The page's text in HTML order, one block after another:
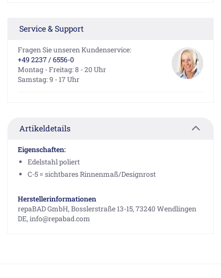
Service & Support
Fragen Sie unseren Kundenservice:
+49 2237 / 6556-0
Montag - Freitag: 8 - 20 Uhr
Samstag: 9 - 17 Uhr
Artikeldetails
Eigenschaften:
Edelstahl poliert
C-5 = sichtbares Rinnenmaß/Designrost
Herstellerinformationen
repaBAD GmbH, Bosslerstraße 13-15, 73240 Wendlingen
DE, info@repabad.com